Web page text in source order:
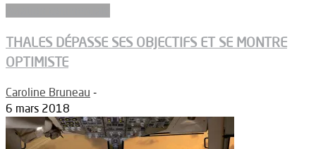
THALES DÉPASSE SES OBJECTIFS ET SE MONTRE
OPTIMISTE
Caroline Bruneau -
6 mars 2018